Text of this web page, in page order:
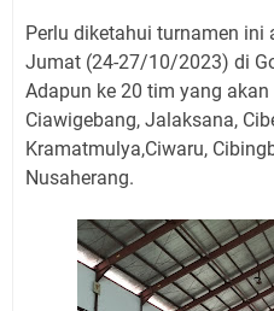
Perlu diketahui turnamen ini
Jumat (24-27/10/2023) di
Adapun ke 20 tim yang
Ciawigebang, Jalaksana,
Kramatmulya,Ciwaru,
Nusaherang.